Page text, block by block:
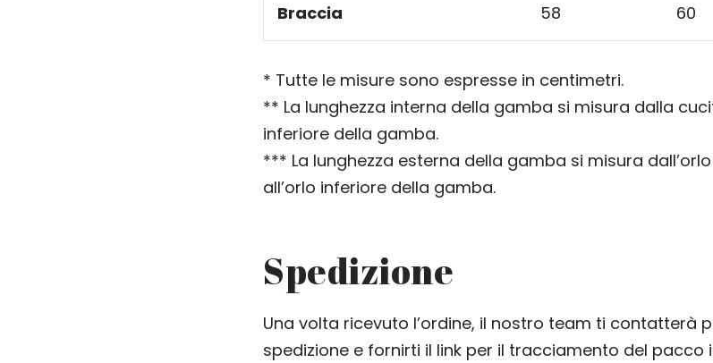
Braccia 58 60
* Tutte le misure sono espresse in centimetri.
** La lunghezza interna della gamba si misura dalla
inferiore della gamba.
*** La lunghezza esterna della gamba si misura
all’orlo inferiore della gamba.
Spedizione
Una volta ricevuto l’ordine, il nostro team ti contatterà
spedizione e fornirti il link per il tracciamento del pacco